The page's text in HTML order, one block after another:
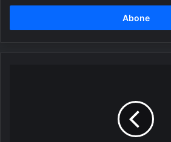
adresinizi